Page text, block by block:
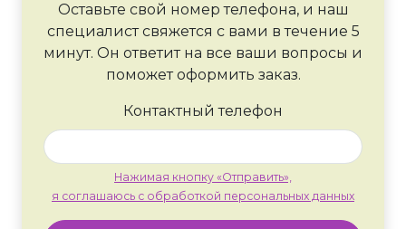
Оставьте свой номер телефона, и наш
специалист свяжется с вами в течение 5
минут. Он ответит на все ваши вопросы и
поможет оформить заказ.
Контактный телефон
Нажимая кнопку «Отправить»,
я соглашаюсь с обработкой персональных данных